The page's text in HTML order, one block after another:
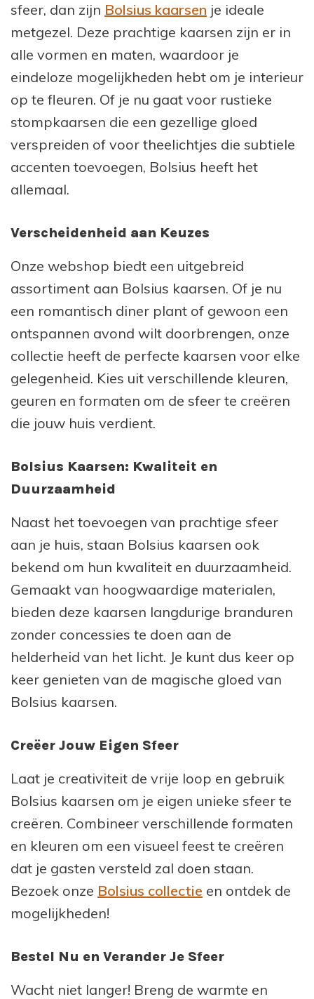
sfeer, dan zijn Bolsius kaarsen je ideale
metgezel. Deze prachtige kaarsen zijn er in
alle vormen en maten, waardoor je
eindeloze mogelijkheden hebt om je interieur
op te fleuren. Of je nu gaat voor rustieke
stompkaarsen die een gezellige gloed
verspreiden of voor theelichtjes die subtiele
accenten toevoegen, Bolsius heeft het
allemaal.
Verscheidenheid aan Keuzes
Onze webshop biedt een uitgebreid
assortiment aan Bolsius kaarsen. Of je nu
een romantisch diner plant of gewoon een
ontspannen avond wilt doorbrengen, onze
collectie heeft de perfecte kaarsen voor elke
gelegenheid. Kies uit verschillende kleuren,
geuren en formaten om de sfeer te creëren
die jouw huis verdient.
Bolsius Kaarsen: Kwaliteit en
Duurzaamheid
Naast het toevoegen van prachtige sfeer
aan je huis, staan Bolsius kaarsen ook
bekend om hun kwaliteit en duurzaamheid.
Gemaakt van hoogwaardige materialen,
bieden deze kaarsen langdurige branduren
zonder concessies te doen aan de
helderheid van het licht. Je kunt dus keer op
keer genieten van de magische gloed van
Bolsius kaarsen.
Creëer Jouw Eigen Sfeer
Laat je creativiteit de vrije loop en gebruik
Bolsius kaarsen om je eigen unieke sfeer te
creëren. Combineer verschillende formaten
en kleuren om een visueel feest te creëren
dat je gasten versteld zal doen staan.
Bezoek onze Bolsius collectie en ontdek de
mogelijkheden!
Bestel Nu en Verander Je Sfeer
Wacht niet langer! Breng de warmte en